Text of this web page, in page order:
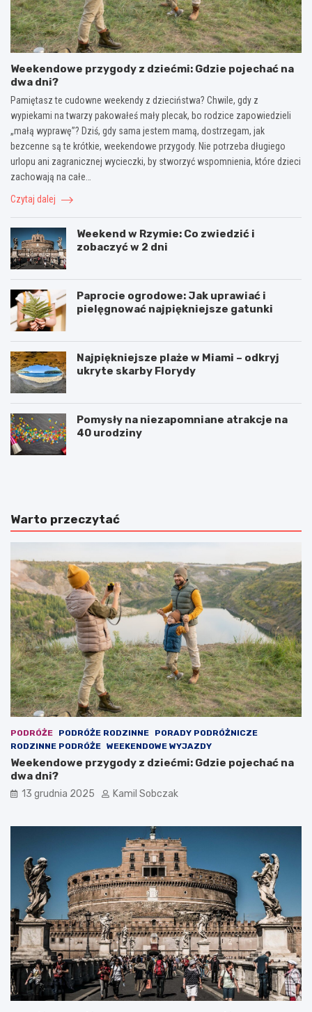
Weekendowe przygody z dziećmi: Gdzie pojechać na
dwa dni?
Pamiętasz te cudowne weekendy z dzieciństwa? Chwile, gdy z
wypiekami na twarzy pakowałeś mały plecak, bo rodzice zapowiedzieli
„małą wyprawę”? Dziś, gdy sama jestem mamą, dostrzegam, jak
bezcenne są te krótkie, weekendowe przygody. Nie potrzeba długiego
urlopu ani zagranicznej wycieczki, by stworzyć wspomnienia, które dzieci
zachowają na całe…
Czytaj dalej
Weekend w Rzymie: Co zwiedzić i
zobaczyć w 2 dni
Paprocie ogrodowe: Jak uprawiać i
pielęgnować najpiękniejsze gatunki
Najpiękniejsze plaże w Miami – odkryj
ukryte skarby Florydy
Pomysły na niezapomniane atrakcje na
40 urodziny
M
k
a
z
d
z
i
e
ć
m
i
:
N
a
j
l
e
p
s
z
e
i
j
o
z
i
n
n
y
S
c
i
n
z
d
z
i
e
c
k
i
e
m
:
C
o
r
o
b
w
e
Warto przeczytać
PODRÓŻE PODRÓŻE RODZINNE
PORADY PODRÓŻNICZE
RODZINNE PODRÓŻE WEEKENDOWE WYJAZDY
Weekendowe przygody z dziećmi: Gdzie pojechać na
dwa dni?
13 grudnia 2025 Kamil Sobczak